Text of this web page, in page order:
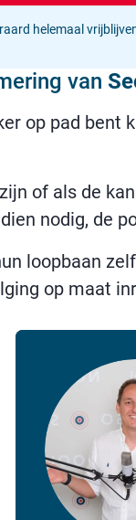
helemaal
van
op pad bent
of als de
nodig, de
loopbaan
op maat